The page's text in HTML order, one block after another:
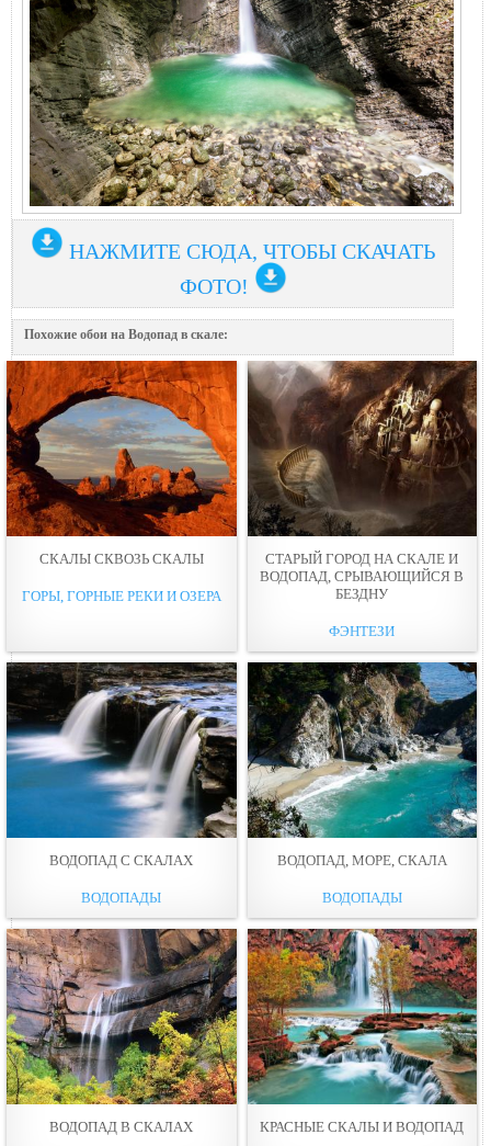
НАЖМИТЕ СЮДА, ЧТОБЫ СКАЧАТЬ
ФОТО!
Похожие обои на Водопад в скале:
СКАЛЫ СКВОЗЬ СКАЛЫ
ГОРЫ, ГОРНЫЕ РЕКИ И ОЗЕРА
СТАРЫЙ ГОРОД НА СКАЛЕ И
ВОДОПАД, СРЫВАЮЩИЙСЯ В
БЕЗДНУ
ФЭНТЕЗИ
ВОДОПАД С СКАЛАХ
ВОДОПАДЫ
ВОДОПАД, МОРЕ, СКАЛА
ВОДОПАДЫ
ВОДОПАД В СКАЛАХ КРАСНЫЕ СКАЛЫ И ВОДОПАД